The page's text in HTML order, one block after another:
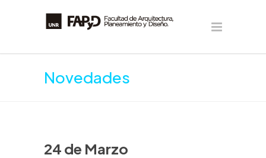
Novedades
24 de Marzo